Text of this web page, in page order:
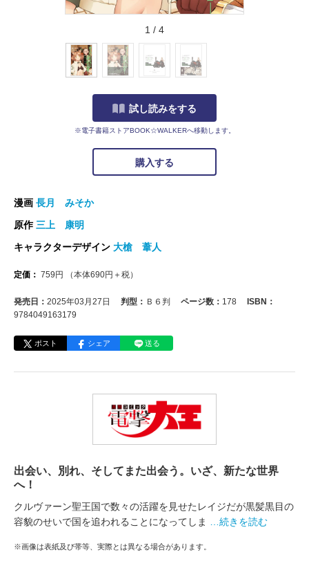
1 / 4
試し読みをする
※電子書籍ストアBOOK☆WALKERへ移動します。
購入する
漫画 長月 みそか
原作 三上 康明
キャラクターデザイン 大槍 葦人
定価： 759 円 （本体690円＋税）
発売日： 2025年03月27日 判型： Ｂ６判 ページ数： 178
ISBN：
9784049163179
ポスト シェア 送る
出会い、別れ、そしてまた出会う。いざ、新たな世界
へ！
クルヴァーン聖王国で数々の活躍を見せたレイジだが黒髪黒目の
容貌のせいで国を追われることになってしま
…続きを読む
※画像は表紙及び帯等、実際とは異なる場合があります。